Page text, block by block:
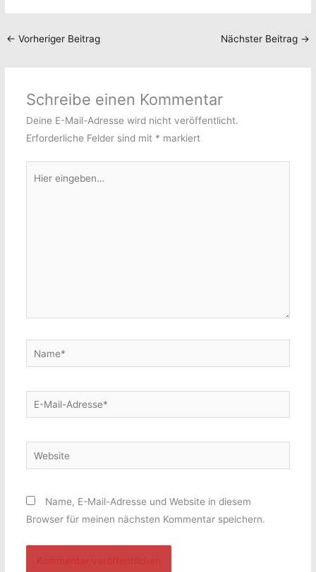
← Vorheriger Beitrag Nächster Beitrag →
Schreibe einen Kommentar
Deine E-Mail-Adresse wird nicht veröffentlicht.
Erforderliche Felder sind mit * markiert
eingeben…
Name*
E-
Mail-
Website
Name, E-Mail-Adresse und Website in diesem
Browser für meinen nächsten Kommentar speichern.